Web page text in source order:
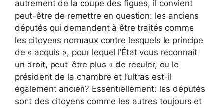
autrement de la coupe des figues, il convient
peut-être de remettre en question: les anciens
députés qui demandent à être traités comme
les citoyens normaux contre lesquels le principe
de « acquis », pour lequel l’État vous reconnaît
un droit, peut-être plus « de reculer, ou le
président de la chambre et l’ultras est-il
également ancien? Essentiellement: les députés
sont des citoyens comme les autres toujours et